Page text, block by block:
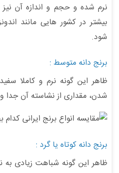
نرم شده و حجم و اندازه آن
بیشتر در کشور هایی مانند
شود.
برنج دانه متوسط :
ظاهر این گونه نرم و کاملا
شدن، مقداری از نشاسته آن
برنج دانه کوتاه یا گرد :
ظاهر این گونه شباهت زیادی به